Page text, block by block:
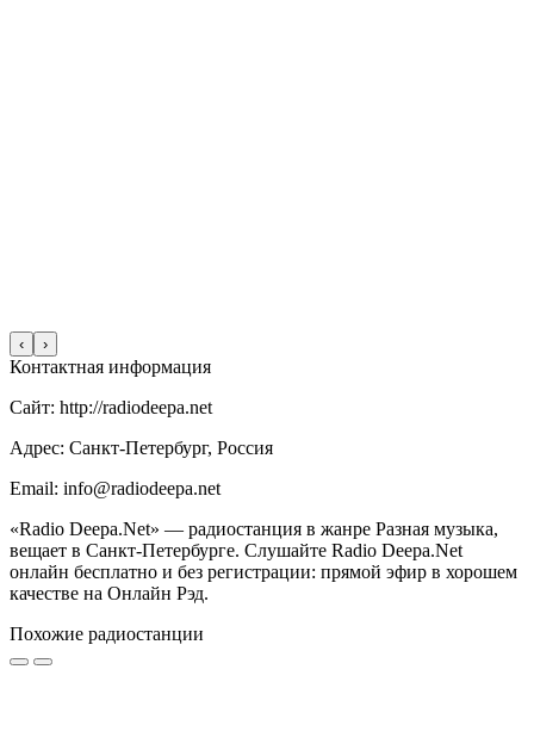
‹ ›
Контактная информация
Сайт: http://radiodeepa.net
Адрес: Санкт-Петербург, Россия
Email: info@radiodeepa.net
«Radio Deepa.Net» — радиостанция в жанре Разная музыка,
вещает в Санкт-Петербурге. Слушайте Radio Deepa.Net
онлайн бесплатно и без регистрации: прямой эфир в хорошем
качестве на Онлайн Рэд.
Похожие радиостанции